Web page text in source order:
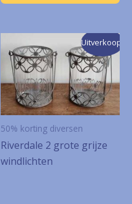
Uitverkoop!
50% korting diversen
Riverdale 2 grote grijze
windlichten